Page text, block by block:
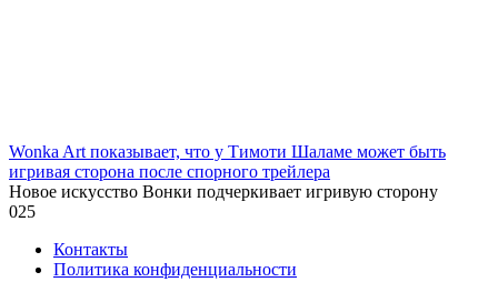
Wonka Art показывает, что у Тимоти Шаламе может быть
игривая сторона после спорного трейлера
Новое искусство Вонки подчеркивает игривую сторону
025
Контакты
Политика конфиденциальности